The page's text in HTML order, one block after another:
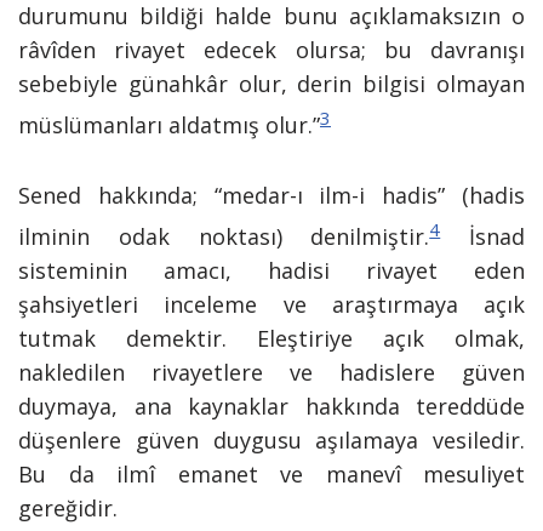
durumunu bildiği halde bunu açıklamaksızın o
râvîden rivayet edecek olursa; bu davranışı
sebebiyle günahkâr olur, derin bilgisi olmayan
müslümanları aldatmış olur.”3
Sened hakkında; “medar-ı ilm-i hadis” (hadis
ilminin odak noktası) denilmiştir.4İsnad
sisteminin amacı, hadisi rivayet eden
şahsiyetleri inceleme ve araştırmaya açık
tutmak demektir. Eleştiriye açık olmak,
nakledilen rivayetlere ve hadislere güven
duymaya, ana kaynaklar hakkında tereddüde
düşenlere güven duygusu aşılamaya vesiledir.
Bu da ilmî emanet ve manevî mesuliyet
gereğidir.